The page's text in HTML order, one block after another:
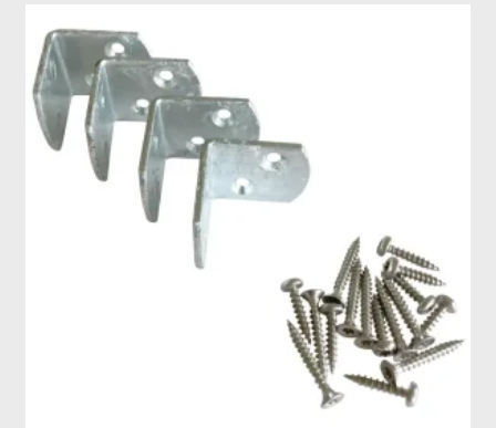
Anvendelse og montage
Det skrå Decora-element kan bruges som afskærmning ved
terrasse, have eller skel og kombineres let med andre
elementer i samme serie. Den skrå profil gør det især nyttigt i
afslutninger eller steder, hvor man ønsker en mere glidende
overgang i højden.
Stolper til nedgravning – ca. 80-90 cm i frostfri dybde
Beslag til fastgørelse af hegnselementerne
Eventuelle stolpehatte for at beskytte stolpernes top
Tilbehør ligger klar under relaterede produkter, så du hurtigt
kan få samlet alt til en komplet opsætning.